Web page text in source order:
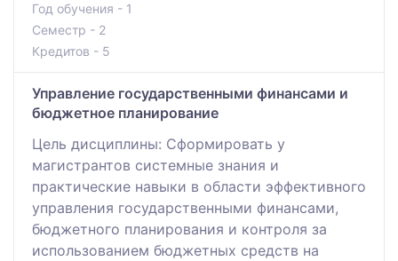
Год обучения - 1
Семестр - 2
Кредитов - 5
Управление государственными финансами и
бюджетное планирование
Цель дисциплины: Сформировать у
магистрантов системные знания и
практические навыки в области эффективного
управления государственными финансами,
бюджетного планирования и контроля за
использованием бюджетных средств на